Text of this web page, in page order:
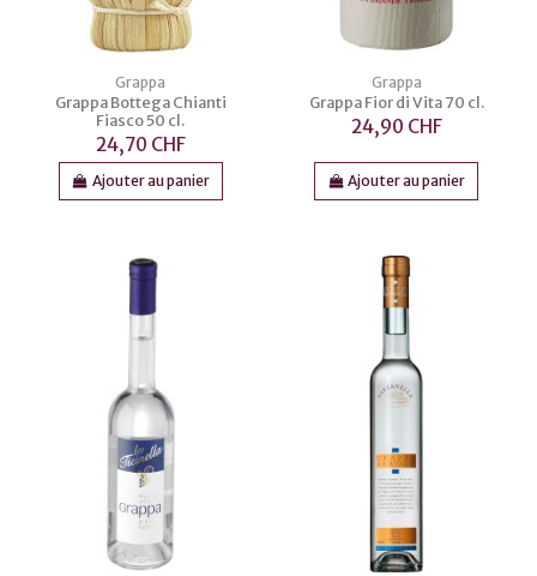
Grappa
Grappa Bottega Chianti
Fiasco 50 cl.
24,70 CHF
Ajouter au panier
Grappa
Grappa Fior di Vita 70 cl.
24,90 CHF
Ajouter au panier